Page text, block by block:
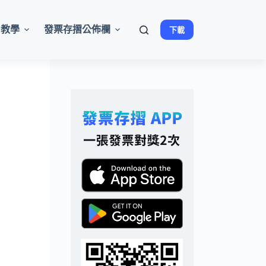
學 發票存摺公佈欄 下載